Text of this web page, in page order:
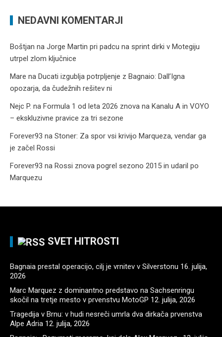
NEDAVNI KOMENTARJI
Boštjan na Jorge Martin pri padcu na sprint dirki v Motegiju
utrpel zlom ključnice
Mare na Ducati izgublja potrpljenje z Bagnaio: Dall’Igna
opozarja, da čudežnih rešitev ni
Nejc P. na Formula 1 od leta 2026 znova na Kanalu A in VOYO
– ekskluzivne pravice za tri sezone
Forever93 na Stoner: Za spor vsi krivijo Marqueza, vendar ga
je začel Rossi
Forever93 na Rossi znova pogrel sezono 2015 in udaril po
Marquezu
SVET HITROSTI
Bagnaia prestal operacijo, cilj je vrnitev v Silverstonu 16. julija,
2026
Marc Marquez z dominantno predstavo na Sachsenringu
skočil na tretje mesto v prvenstvu MotoGP 12. julija, 2026
Tragedija v Brnu: v hudi nesreči umrla dva dirkača prvenstva
Alpe Adria 12. julija, 2026